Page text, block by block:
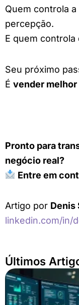
Quem controla
percepção.
E quem
Seu próximo
É vender
Pronto para
negócio real?
Entre em
Artigo por Denis
linkedin.com/in/
Últimos